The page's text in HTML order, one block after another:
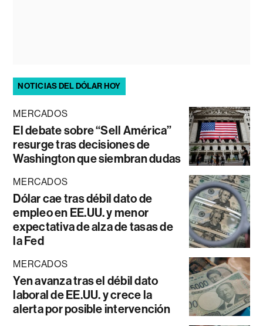
NOTICIAS DEL DÓLAR HOY
MERCADOS
El debate sobre “Sell América”
resurge tras decisiones de
Washington que siembran dudas
MERCADOS
Dólar cae tras débil dato de
empleo en EE.UU. y menor
expectativa de alza de tasas de
la Fed
MERCADOS
Yen avanza tras el débil dato
laboral de EE.UU. y crece la
alerta por posible intervención